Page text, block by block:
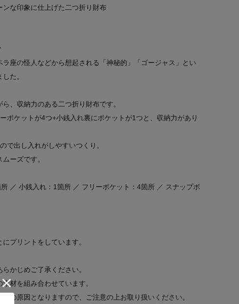
な印象に仕上げた二つ折り財布
ラ座の怪人などから想起される「神秘的」「ゴージャス」とい
た。
、収納力のある二つ折り財布です。
ポケットが4つ+小銭入れ裏にポケットが1つと、収納力があり
で出し入れがしやすいつくり。
ーズです。
／ 小銭入れ：1箇所 ／ フリーポケット：4箇所 ／ スナップボ
プリントをしています。
かじめご了承ください。
材を組み合わせています。
の原因となりますので、ご注意の上お取り扱いください。